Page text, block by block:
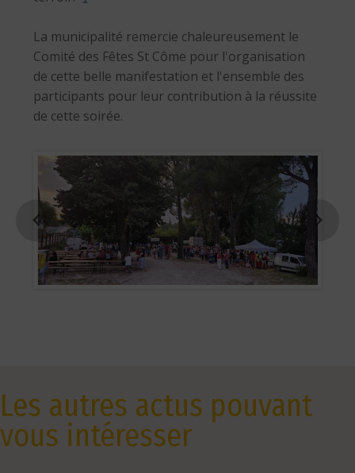
La municipalité remercie chaleureusement le
Comité des Fêtes St Côme pour l'organisation
de cette belle manifestation et l'ensemble des
participants pour leur contribution à la réussite
de cette soirée.
Les autres actus pouvant
vous intéresser